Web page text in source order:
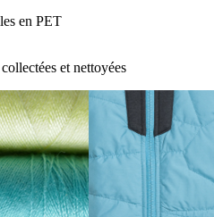
en PET
et nettoyées